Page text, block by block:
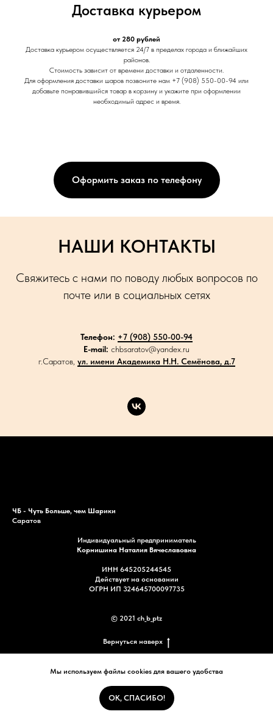
Заказать звонок
Доставка курьером
от 280 рублей
Доставка курьером осуществляется 24/7 в пределах города и ближайших
районов.
Стоимость зависит от времени доставки и отдаленности.
Для оформления доставки шаров позвоните нам +7 (908) 550-00-94 или
добавьте понравившийся товар в корзину и укажите при оформлении
необходимый адрес и время.
Оформить заказ по телефону
Мы используем файлы cookies для вашего удобства
ОК, СПАСИБО!
НАШИ КОНТАКТЫ
Свяжитесь с нами по поводу любых вопросов по
почте или в социальных сетях
Телефон: +7 (908) 550-00-94
E-mail: chbsaratov@yandex.ru
г.Саратов, ул. имени Академика Н.Н. Семёнова, д.7
ЧБ - Чуть Больше, чем Шарики
Саратов
Индивидуальный предприниматель
Корнишина Наталия Вячеславовна
ИНН 645205244545
Действует на основании
ОГРН ИП 324645700097735
© 2021 ch_b_ptz
Вернуться наверх
Made on Tilda